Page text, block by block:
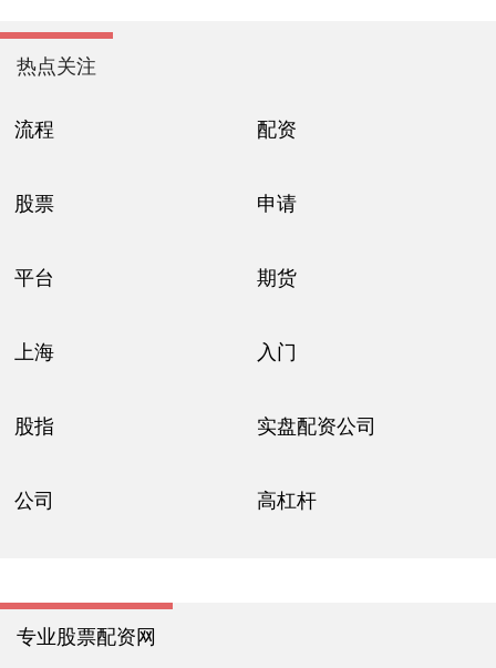
热点关注
流程 配资
股票 申请
平台 期货
上海 入门
股指 实盘配资公司
公司 高杠杆
专业股票配资网